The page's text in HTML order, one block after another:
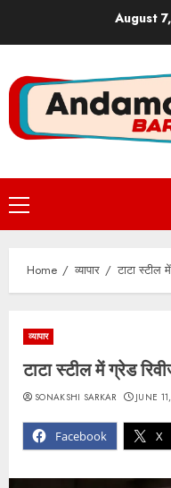
August
Primary
Menu
Home व्यापार टाटा स्टील
व्यापार
टाटा स्टील में ग्रेड
Facebook X
SONAKSHI SARKAR JUNE